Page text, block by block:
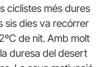
ciclistes més dures
sis dies va recórrer
de nit. Amb molt
duresa del desert